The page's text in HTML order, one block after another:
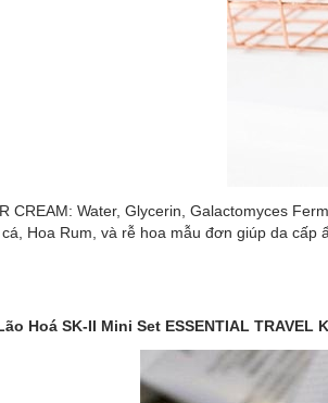
CREAM: Water, Glycerin, Galactomyces
Hoa Rum, và rễ hoa mẫu đơn giúp da cấp
Hoá SK-II Mini Set ESSENTIAL TRAVEL